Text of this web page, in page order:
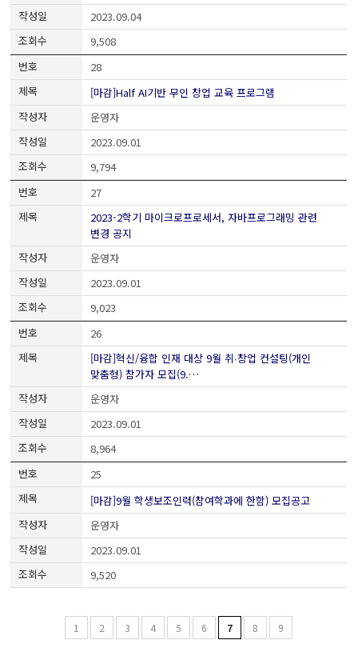
2023.09.04
9,508
28
[마감]Half AI기반 무인 창업 교육 프로그램
운영자
2023.09.01
9,794
27
2023-2학기 마이크로프로세서, 자바프로그래밍 관련
변경 공지
운영자
2023.09.01
9,023
26
[마감]혁신/융합 인재 대상 9월 취∙창업 컨설팅(개인
맞춤형) 참가자 모집(9.…
운영자
2023.09.01
8,964
25
[마감]9월 학생보조인력(참여학과에 한함) 모집공고
운영자
2023.09.01
9,520
1 2 3 4 5 6 7 8 9